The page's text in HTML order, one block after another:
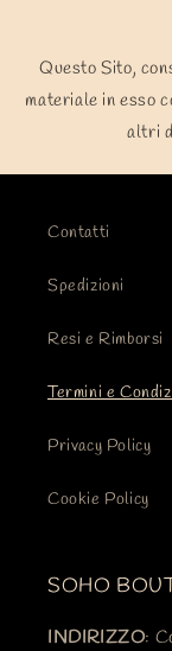
Questo Sito,
materiale in esso
altri
Contatti
Spedizioni
Resi e Rimborsi
Termini e
Privacy Policy
Cookie Policy
SOHO
INDIRIZZO: